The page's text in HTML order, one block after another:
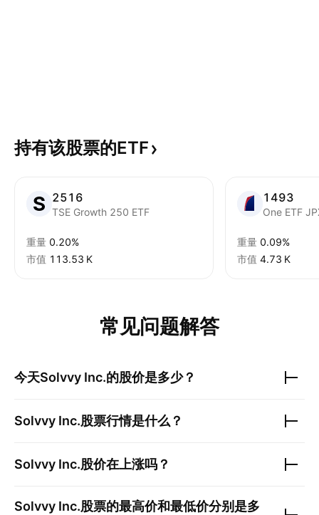
持有该股票的ETF
2516
TSE Growth 250 ETF
重量 0.20%
市值 ‪113.53 K‬
1493
One ETF
重量 0.09%
市值 ‪4.73 K‬
常见问题解答
今天Solvvy Inc.的股价是多少？
Solvvy Inc.股票行情是什么？
Solvvy Inc.股价在上涨吗？
Solvvy Inc.股票的最高价和最低价分别是多